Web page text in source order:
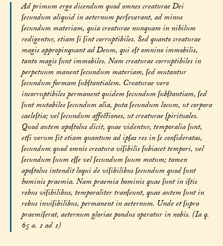
Ad primum ergo dicendum quod omnes creaturae Dei
ſecundum aliquid in aeternum perſeverant, ad minus
ſecundum materiam, quia creaturae nunquam in nihilum
redigentur, etiam ſi ſint corruptibiles. Sed quanto creaturae
magis appropinquant ad Deum, qui eſt omnino immobilis,
tanto magis ſunt immobiles. Nam creaturae corruptibiles in
perpetuum manent ſecundum materiam, ſed mutantur
ſecundum formam ſubſtantialem. Creaturae vero
incorruptibiles permanent quidem ſecundum ſubſtantiam, ſed
ſunt mutabiles ſecundum alia, puta ſecundum locum, ut corpora
caeleſtia; vel ſecundum affectiones, ut creaturae ſpirituales.
Quod autem apoſtolus dicit, quae videntur, temporalia ſunt,
etſi verum ſit etiam quantum ad ipſas res in ſe conſideratas,
ſecundum quod omnis creatura viſibilis ſubiacet tempori, vel
ſecundum ſuum eſſe vel ſecundum ſuum motum; tamen
apoſtolus intendit loqui de viſibilibus ſecundum quod ſunt
hominis praemia. Nam praemia hominis quae ſunt in iſtis
rebus viſibilibus, temporaliter tranſeunt, quae autem ſunt in
rebus inviſibilibus, permanent in aeternum. Unde et ſupra
praemiſerat, aeternum gloriae pondus operatur in nobis. (Ia q.
65 a. 1 ad 1)